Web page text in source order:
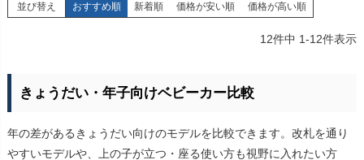
並び替え おすすめ順 新着順 価格が安い順 価格が高い順
12件中 1-12件表示
きょうだい・年子向けベビーカー比較
年の差があるきょうだい向けのモデルを比較できます。改札を通り
やすいモデルや、上の子が立つ・座る使い方も視野に入れたい方